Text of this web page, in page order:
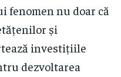
fenomen nu doar că
și
investițiile
dezvoltarea